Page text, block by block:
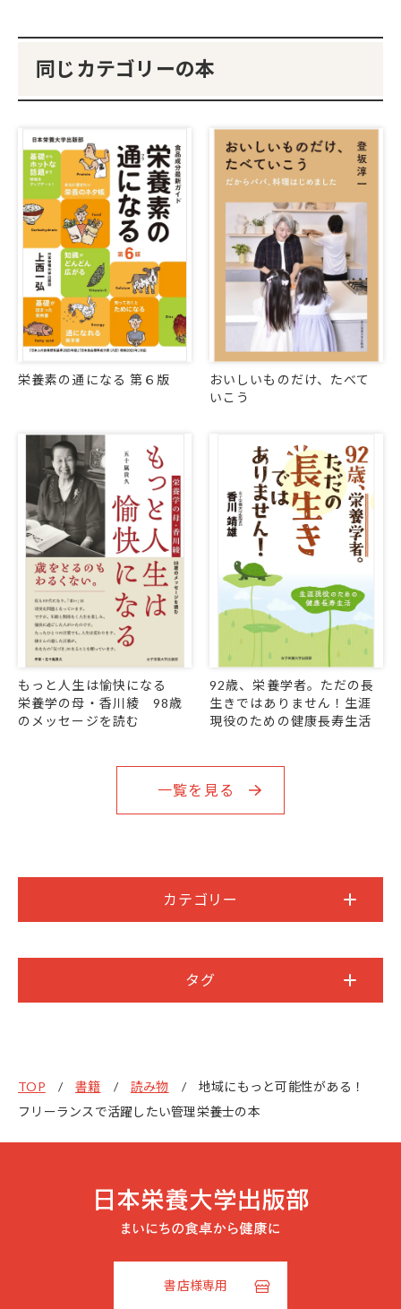
同じカテゴリーの本
栄養素の通になる 第６版
おいしいものだけ、たべて
いこう
もっと人生は愉快になる
栄養学の母・香川綾 98歳
のメッセージを読む
92歳、栄養学者。ただの長
生きではありません！生涯
現役のための健康長寿生活
一覧を見る
カテゴリー
タグ
TOP 書籍 読み物
地域にもっと可能性がある！
フリーランスで活躍したい管理栄養士の本
書店様専用